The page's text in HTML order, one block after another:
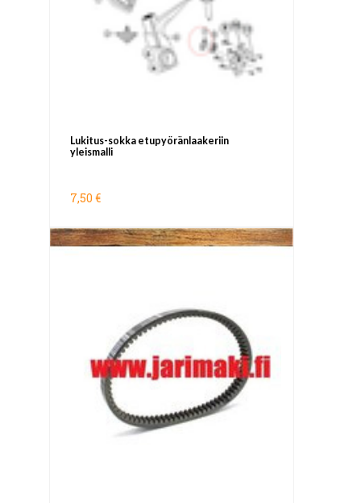
Lukitus-sokka etupyöränlaakeriin
yleismalli
7,50 €